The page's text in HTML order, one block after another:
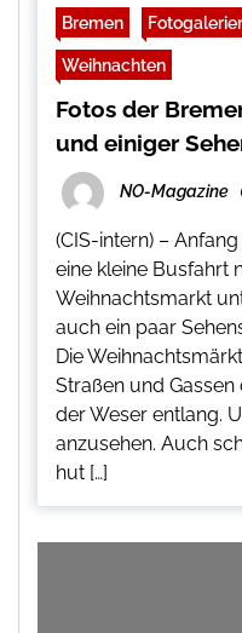
Bremen
Weihnachten
Fotos der
und einiger
NO-Magazine
(CIS-intern) –
eine kleine Busfahrt
Weihnachtsmarkt
auch ein paar
Die
Straßen und
der Weser entlang.
anzusehen. Auch
hut […]